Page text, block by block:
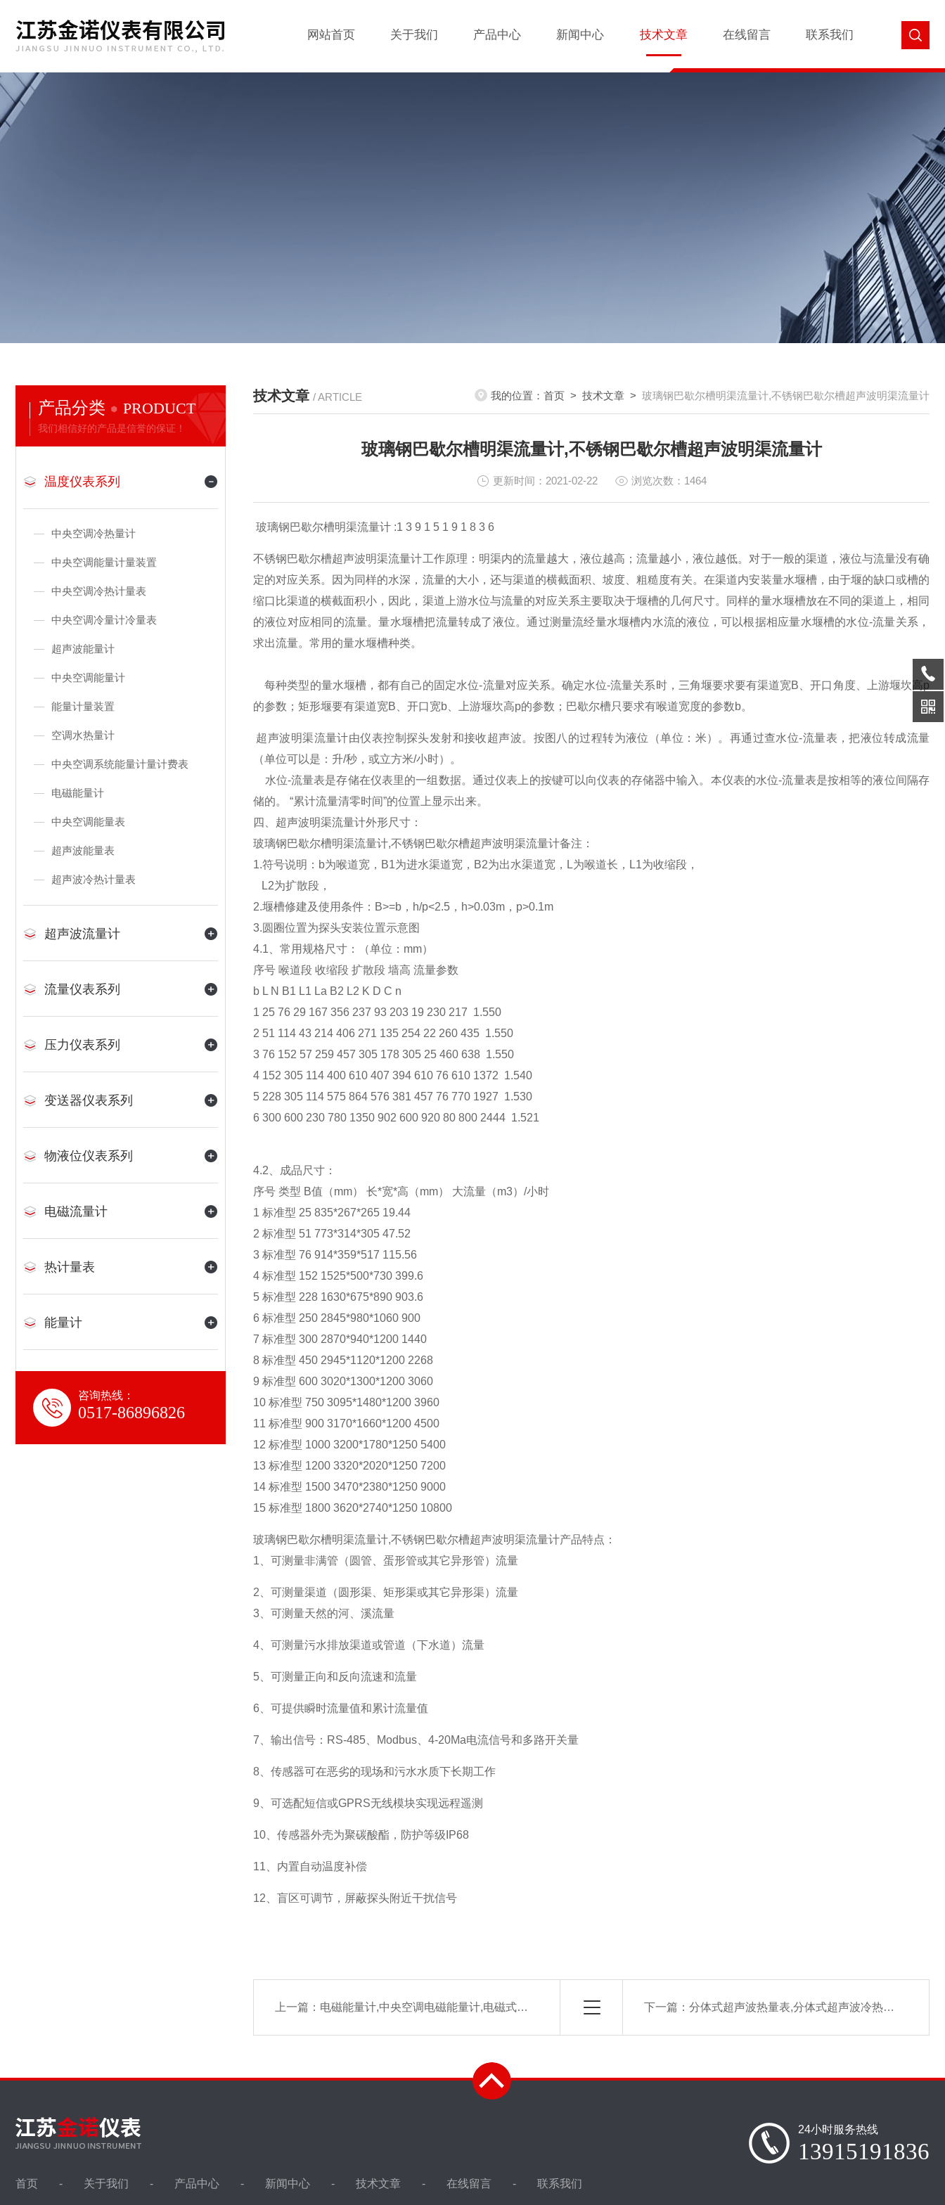
网站首页 关于我们 产品中心 新闻中心 技术文章 在线留言 联系我们
产品分类 PRODUCT
我们相信好的产品是信誉的保证！
温度仪表系列
中央空调冷热量计
中央空调能量计量装置
中央空调冷热计量表
中央空调冷量计冷量表
超声波能量计
中央空调能量计
能量计量装置
空调水热量计
中央空调系统能量计量计费表
电磁能量计
中央空调能量表
超声波能量表
超声波冷热计量表
超声波流量计
流量仪表系列
压力仪表系列
变送器仪表系列
物液位仪表系列
电磁流量计
热计量表
能量计
咨询热线：
0517-86896826
技术文章 / ARTICLE 我的位置： 首页 > 技术文章 > 玻璃钢巴歇尔槽明渠流量计,不锈钢巴歇尔槽超声波明渠流量计
玻璃钢巴歇尔槽明渠流量计,不锈钢巴歇尔槽超声波明渠流量计
更新时间：2021-02-22 浏览次数：1464
玻璃钢巴歇尔槽明渠流量计 :1 3 9 1 5 1 9 1 8 3 6
不锈钢巴歇尔槽超声波明渠流量计工作原理：明渠内的流量越大，液位越高；流量越小，液位越低。对于一般的渠道，液位与流量没有确
定的对应关系。因为同样的水深，流量的大小，还与渠道的横截面积、坡度、粗糙度有关。在渠道内安装量水堰槽，由于堰的缺口或槽的
缩口比渠道的横截面积小，因此，渠道上游水位与流量的对应关系主要取决于堰槽的几何尺寸。同样的量水堰槽放在不同的渠道上，相同
的液位对应相同的流量。量水堰槽把流量转成了液位。通过测量流经量水堰槽内水流的液位，可以根据相应量水堰槽的水位-流量关系，
求出流量。常用的量水堰槽种类。
每种类型的量水堰槽，都有自己的固定水位-流量对应关系。确定水位-流量关系时，三角堰要求要有渠道宽B、开口角度、上游堰坎高p
的参数；矩形堰要有渠道宽B、开口宽b、上游堰坎高p的参数；巴歇尔槽只要求有喉道宽度的参数b。
超声波明渠流量计由仪表控制探头发射和接收超声波。按图八的过程转为液位（单位：米）。再通过查水位-流量表，把液位转成流量
（单位可以是：升/秒，或立方米/小时）。
水位-流量表是存储在仪表里的一组数据。通过仪表上的按键可以向仪表的存储器中输入。本仪表的水位-流量表是按相等的液位间隔存
储的。 “累计流量清零时间”的位置上显示出来。
四、超声波明渠流量计外形尺寸：
玻璃钢巴歇尔槽明渠流量计,不锈钢巴歇尔槽超声波明渠流量计备注：
1.符号说明：b为喉道宽，B1为进水渠道宽，B2为出水渠道宽，L为喉道长，L1为收缩段，
L2为扩散段，
2.堰槽修建及使用条件：B>=b，h/p<2.5，h>0.03m，p>0.1m
3.圆圈位置为探头安装位置示意图
4.1、常用规格尺寸：（单位：mm）
序号 喉道段 收缩段 扩散段 墙高 流量参数
b L N B1 L1 La B2 L2 K D C n
1 25 76 29 167 356 237 93 203 19 230 217 1.550
2 51 114 43 214 406 271 135 254 22 260 435 1.550
3 76 152 57 259 457 305 178 305 25 460 638 1.550
4 152 305 114 400 610 407 394 610 76 610 1372 1.540
5 228 305 114 575 864 576 381 457 76 770 1927 1.530
6 300 600 230 780 1350 902 600 920 80 800 2444 1.521
4.2、成品尺寸：
序号 类型 B值（mm） 长*宽*高（mm） 大流量（m3）/小时
1 标准型 25 835*267*265 19.44
2 标准型 51 773*314*305 47.52
3 标准型 76 914*359*517 115.56
4 标准型 152 1525*500*730 399.6
5 标准型 228 1630*675*890 903.6
6 标准型 250 2845*980*1060 900
7 标准型 300 2870*940*1200 1440
8 标准型 450 2945*1120*1200 2268
9 标准型 600 3020*1300*1200 3060
10 标准型 750 3095*1480*1200 3960
11 标准型 900 3170*1660*1200 4500
12 标准型 1000 3200*1780*1250 5400
13 标准型 1200 3320*2020*1250 7200
14 标准型 1500 3470*2380*1250 9000
15 标准型 1800 3620*2740*1250 10800
玻璃钢巴歇尔槽明渠流量计,不锈钢巴歇尔槽超声波明渠流量计产品特点：
1、可测量非满管（圆管、蛋形管或其它异形管）流量
2、可测量渠道（圆形渠、矩形渠或其它异形渠）流量
3、可测量天然的河、溪流量
4、可测量污水排放渠道或管道（下水道）流量
5、可测量正向和反向流速和流量
6、可提供瞬时流量值和累计流量值
7、输出信号：RS-485、Modbus、4-20Ma电流信号和多路开关量
8、传感器可在恶劣的现场和污水水质下长期工作
9、可选配短信或GPRS无线模块实现远程遥测
10、传感器外壳为聚碳酸酯，防护等级IP68
11、内置自动温度补偿
12、盲区可调节，屏蔽探头附近干扰信号
上一篇： 电磁能量计,中央空调电磁能量计,电磁式能量计 下一篇： 分体式超声波热量表,分体式超声波冷热量表
首页 关于我们 产品中心 新闻中心 技术文章 在线留言 联系我们
24小时服务热线
13915191836